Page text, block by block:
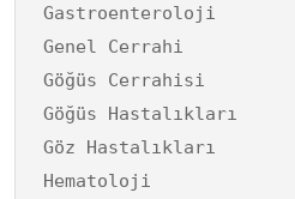
Gastroenteroloji
Genel Cerrahi
Göğüs Cerrahisi
Göğüs Hastalıkları
Göz Hastalıkları
Hematoloji